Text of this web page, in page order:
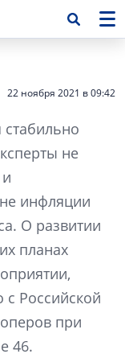
22 ноября 2021 в 09:42
стабильно
не
инфляции
О развитии
планах
с Российской
при
46.